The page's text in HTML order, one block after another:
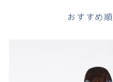
おすすめ順